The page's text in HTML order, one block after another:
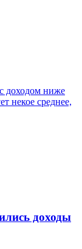
доходом ниже
некое среднее,
доходы